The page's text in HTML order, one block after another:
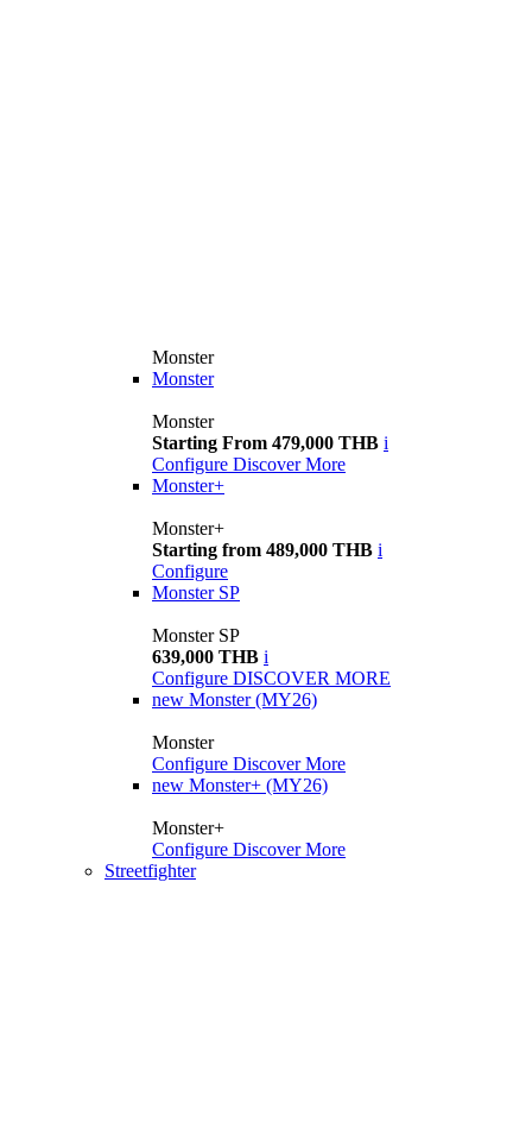
Monster
Monster
Monster
Starting From 479,000 THB i
Configure Discover More
Monster+
Monster+
Starting from 489,000 THB i
Configure
Monster SP
Monster SP
639,000 THB i
Configure DISCOVER MORE
new Monster (MY26)
Monster
Configure Discover More
new Monster+ (MY26)
Monster+
Configure Discover More
Streetfighter